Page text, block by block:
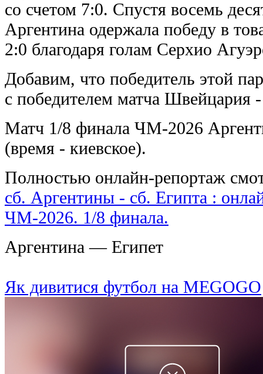
со счетом 7:0. Спустя восемь
Аргентина одержала победу в
2:0 благодаря голам Серхио
Добавим, что победитель этой
с победителем матча Швейцария
Матч 1/8 финала ЧМ-2026
(время - киевское).
Полностью онлайн-репортаж
сб. Аргентины - сб. Египта :
ЧМ-2026. 1/8 финала.
Аргентина — Египет
Як дивитися футбол на MEGOGO